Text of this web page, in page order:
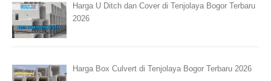
Harga U Ditch dan Cover di Tenjolaya Bogor Terbaru
2026
Harga Box Culvert di Tenjolaya Bogor Terbaru 2026